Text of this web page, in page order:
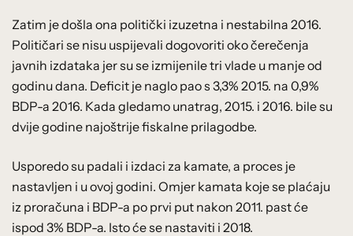
Zatim je došla ona politički izuzetna i nestabilna 2016.
Političari se nisu uspijevali dogovoriti oko čerečenja
javnih izdataka jer su se izmijenile tri vlade u manje od
godinu dana. Deficit je naglo pao s 3,3% 2015. na 0,9%
BDP-a 2016. Kada gledamo unatrag, 2015. i 2016. bile su
dvije godine najoštrije fiskalne prilagodbe.
Usporedo su padali i izdaci za kamate, a proces je
nastavljen i u ovoj godini. Omjer kamata koje se plaćaju
iz proračuna i BDP-a po prvi put nakon 2011. past će
ispod 3% BDP-a. Isto će se nastaviti i 2018.